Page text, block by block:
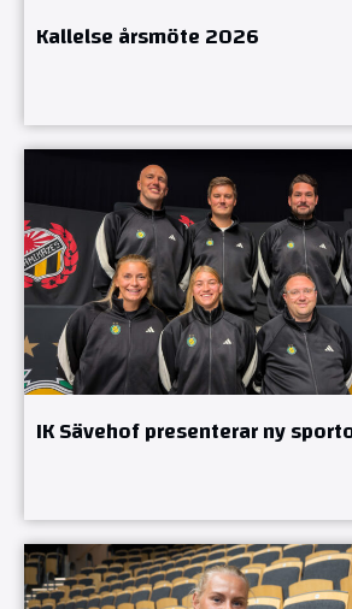
Kallelse årsmöte 2026
IK Sävehof presenterar ny